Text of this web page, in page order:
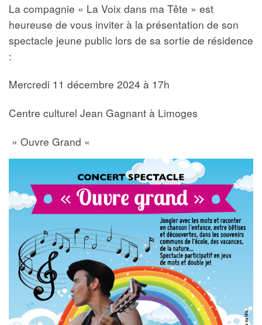
La compagnie « La Voix dans ma Tête » est
heureuse de vous inviter à la présentation de son
spectacle jeune public lors de sa sortie de résidence
:
Mercredi 11 décembre 2024 à 17h
Centre culturel Jean Gagnant à Limoges
» Ouvre Grand «